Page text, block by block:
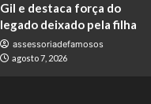
Gil e destaca força do
legado deixado pela filha
assessoriadefamosos
agosto 7, 2026